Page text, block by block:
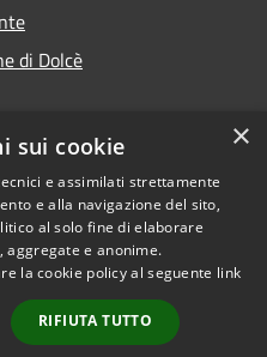
di Dolcè
Copyright © 2026 • Comune di
Dolcè • Powered by
Municipium•
Accesso
redazione
×
sui cookie
e assimilati strettamente
e alla navigazione del sito,
al solo fine di elaborare
aggregate e anonime.
la cookie policy al seguente link
RIFIUTA TUTTO